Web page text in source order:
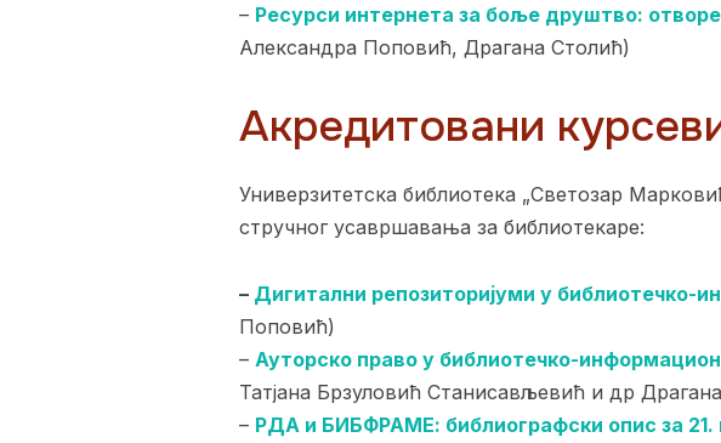
– Ресурси интернета за боље друштво:
Александра Поповић, Драгана Столић)
Акредитовани
Универзитетска библиотека „Светозар
стручног усавршавања за библиотекаре:
– Дигитални репозиторијуми у библиотечко-
Поповић)
– Ауторско право у библиотечко-
Татјана Брзуловић Станисављевић и др
– РДА и БИБФРАМЕ: библиографски опис за 21.